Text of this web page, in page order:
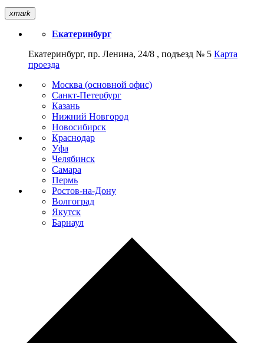
xmark
Екатеринбург
Екатеринбург, пр. Ленина, 24/8 , подъезд № 5 Карта
проезда
Москва (основной офис)
Санкт-Петербург
Казань
Нижний Новгород
Новосибирск
Краснодар
Уфа
Челябинск
Самара
Пермь
Ростов-на-Дону
Волгоград
Якутск
Барнаул